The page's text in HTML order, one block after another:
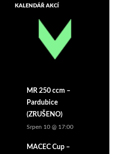
KALENDÁŘ AKCÍ
MR 250 ccm –
Pardubice
(ZRUŠENO)
Srpen 10 @ 17:00
MACEC Cup –